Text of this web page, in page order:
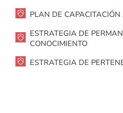
PLAN DE
ESTRATEGIA DE
CONOCIMIENTO
ESTRATEGIA DE